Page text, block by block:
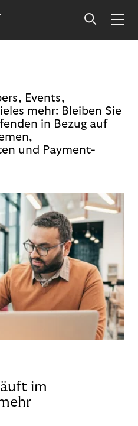
Events,
mehr: Bleiben Sie
in Bezug auf
und Payment-
im